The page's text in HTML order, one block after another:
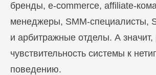
бренды, e-commerce, affiliate-
менеджеры, SMM-специалисты,
и арбитражные отделы. А значит,
чувствительность системы к
поведению.